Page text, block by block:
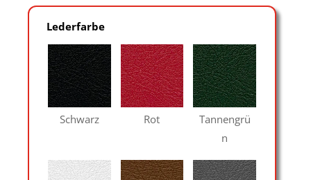
Lederfarbe
Schwarz Rot
Tannengrü
n